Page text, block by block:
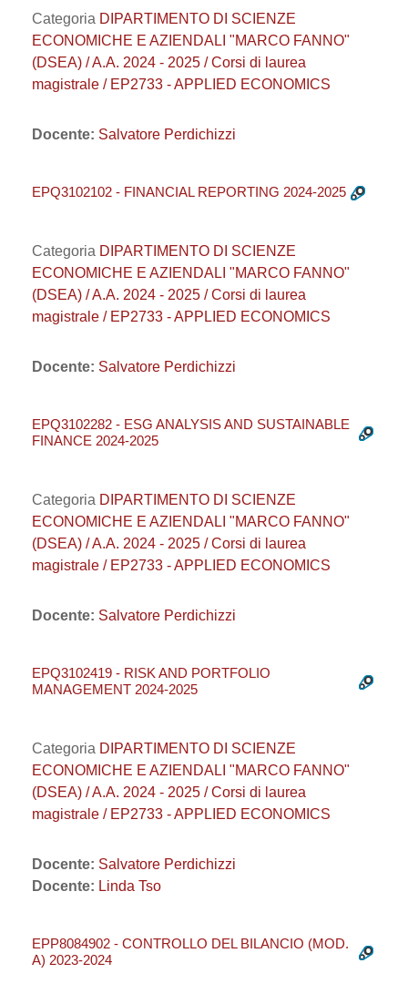
Categoria DIPARTIMENTO DI SCIENZE
ECONOMICHE E AZIENDALI "MARCO FANNO"
(DSEA) / A.A. 2024 - 2025 / Corsi di laurea
magistrale / EP2733 - APPLIED ECONOMICS
Docente: Salvatore Perdichizzi
EPQ3102102 - FINANCIAL REPORTING 2024-2025
Categoria DIPARTIMENTO DI SCIENZE
ECONOMICHE E AZIENDALI "MARCO FANNO"
(DSEA) / A.A. 2024 - 2025 / Corsi di laurea
magistrale / EP2733 - APPLIED ECONOMICS
Docente: Salvatore Perdichizzi
EPQ3102282 - ESG ANALYSIS AND SUSTAINABLE
FINANCE 2024-2025
Categoria DIPARTIMENTO DI SCIENZE
ECONOMICHE E AZIENDALI "MARCO FANNO"
(DSEA) / A.A. 2024 - 2025 / Corsi di laurea
magistrale / EP2733 - APPLIED ECONOMICS
Docente: Salvatore Perdichizzi
EPQ3102419 - RISK AND PORTFOLIO
MANAGEMENT 2024-2025
Categoria DIPARTIMENTO DI SCIENZE
ECONOMICHE E AZIENDALI "MARCO FANNO"
(DSEA) / A.A. 2024 - 2025 / Corsi di laurea
magistrale / EP2733 - APPLIED ECONOMICS
Docente: Salvatore Perdichizzi
Docente: Linda Tso
EPP8084902 - CONTROLLO DEL BILANCIO (MOD.
A) 2023-2024